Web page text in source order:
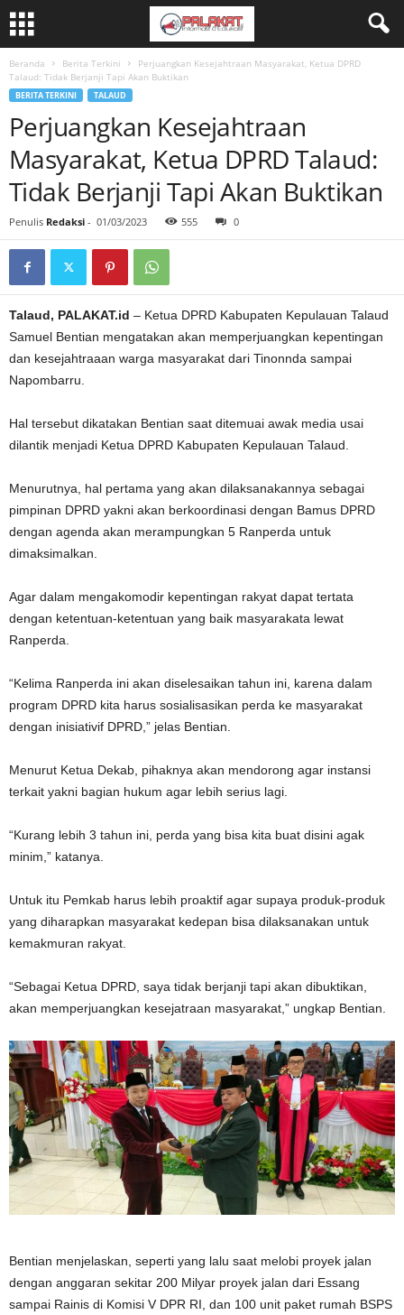
Beranda Berita Terkini
Perjuangkan Kesejahtraan Masyarakat, Ketua DPRD
Talaud: Tidak Berjanji Tapi Akan Buktikan
BERITA TERKINI TALAUD
Perjuangkan Kesejahtraan
Masyarakat, Ketua DPRD Talaud:
Tidak Berjanji Tapi Akan Buktikan
Penulis Redaksi - 01/03/2023 555 0
Talaud, PALAKAT.id – Ketua DPRD Kabupaten Kepulauan Talaud
Samuel Bentian mengatakan akan memperjuangkan kepentingan
dan kesejahtraaan warga masyarakat dari Tinonnda sampai
Napombarru.
Hal tersebut dikatakan Bentian saat ditemuai awak media usai
dilantik menjadi Ketua DPRD Kabupaten Kepulauan Talaud.
Menurutnya, hal pertama yang akan dilaksanakannya sebagai
pimpinan DPRD yakni akan berkoordinasi dengan Bamus DPRD
dengan agenda akan merampungkan 5 Ranperda untuk
dimaksimalkan.
Agar dalam mengakomodir kepentingan rakyat dapat tertata
dengan ketentuan-ketentuan yang baik masyarakata lewat
Ranperda.
“Kelima Ranperda ini akan diselesaikan tahun ini, karena dalam
program DPRD kita harus sosialisasikan perda ke masyarakat
dengan inisiativif DPRD,” jelas Bentian.
Menurut Ketua Dekab, pihaknya akan mendorong agar instansi
terkait yakni bagian hukum agar lebih serius lagi.
“Kurang lebih 3 tahun ini, perda yang bisa kita buat disini agak
minim,” katanya.
Untuk itu Pemkab harus lebih proaktif agar supaya produk-produk
yang diharapkan masyarakat kedepan bisa dilaksanakan untuk
kemakmuran rakyat.
“Sebagai Ketua DPRD, saya tidak berjanji tapi akan dibuktikan,
akan memperjuangkan kesejatraan masyarakat,” ungkap Bentian.
Bentian menjelaskan, seperti yang lalu saat melobi proyek jalan
dengan anggaran sekitar 200 Milyar proyek jalan dari Essang
sampai Rainis di Komisi V DPR RI, dan 100 unit paket rumah BSPS